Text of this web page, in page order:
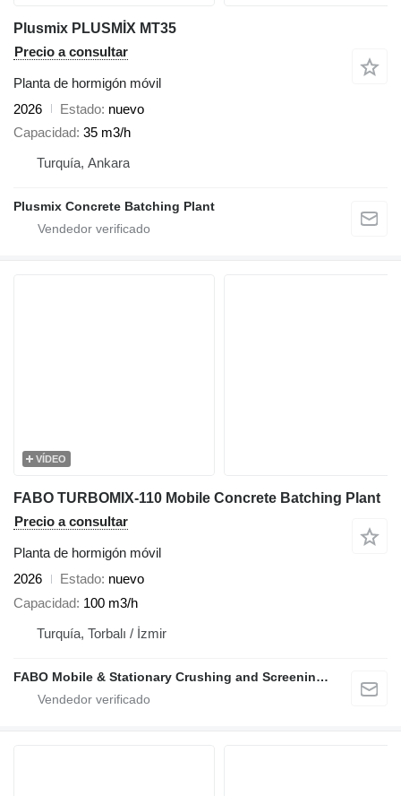
Plusmix PLUSMİX MT35
Precio a consultar
Planta de hormigón móvil
2026
Estado nuevo
Capacidad 35 m3/h
Turquía, Ankara
Plusmix Concrete Batching Plant
VÍDEO
FABO TURBOMIX-110 Mobile Concrete Batching Plant
Precio a consultar
Planta de hormigón móvil
2026
Estado nuevo
Capacidad 100 m3/h
Turquía, Torbalı / İzmir
FABO Mobile & Stationary Crushing and Screening Plants | Concrete Batching Plants Manufacturer